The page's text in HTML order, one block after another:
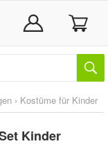
› Kostüme für Kinder
Kinder